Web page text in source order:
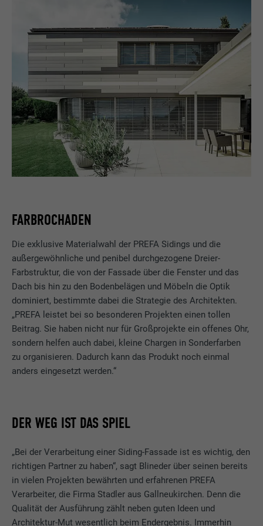
FARBROCHADEN
Die exklusive Materialwahl der PREFA Sidings und die
außergewöhnliche und penibel durchgezogene Dreier-
Farbstruktur, die von der Fassade über die Fenster und das
Dach bis hin zu den Bodenbelägen und Möbeln die Optik
dominiert, bestimmte dabei die Strategie des Architekten.
„PREFA leistet bei so besonderen Projekten einen tollen
Beitrag. Sie haben nicht nur für Großprojekte ein offenes Ohr,
sondern helfen auch dabei, kleine Chargen in Sonderfarben
zu organisieren. Dadurch kann das Produkt noch einmal
anders eingesetzt werden.“
DER WEG IST DAS SPIEL
„Bei der Verarbeitung einer Siding-Fassade ist es wichtig, den
richtigen Partner zu haben“, sagt Blineder über seinen bereits
in vielen Projekten bewährten und erfahrenen PREFA
Verarbeiter, die Firma Stadler aus Gallneukirchen. Denn die
Qualität der Ausführung zählt neben guten Ideen und
Architektur-Mut wesentlich beim Endergebnis. Immerhin